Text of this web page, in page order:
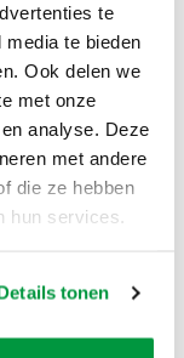
te
te bieden
Ook delen we
met onze
analyse. Deze
met andere
die ze hebben
hun services.
tonen
risico.
te betreden
en
deelnemers
ter
op eigen